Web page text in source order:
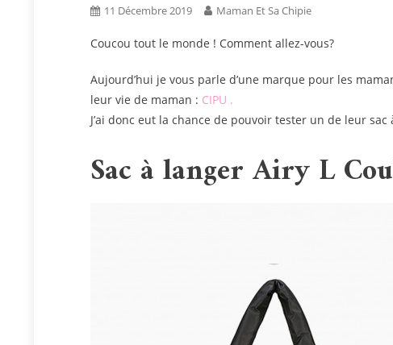
11 Décembre 2019 Maman Et Sa Chipie
Coucou tout le monde ! Comment allez-vous?
Aujourd’hui je vous parle d’une marque pour les
leur vie de maman : CIPU .
J’ai donc eut la chance de pouvoir tester un de leur
Sac à langer Airy L